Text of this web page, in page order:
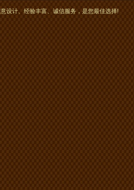
设计、经验丰富、诚信服务，是您最佳选择!